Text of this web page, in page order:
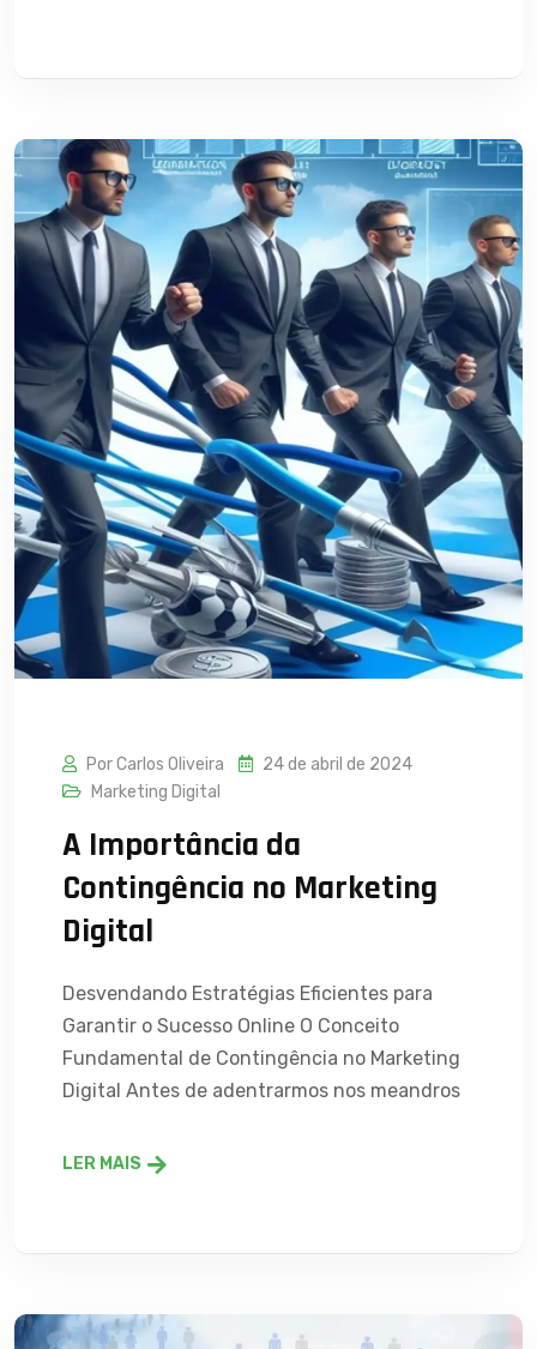
Por Carlos Oliveira
24 de abril de 2024
Marketing Digital
A Importância da
Contingência no Marketing
Digital
Desvendando Estratégias Eficientes para
Garantir o Sucesso Online O Conceito
Fundamental de Contingência no Marketing
Digital Antes de adentrarmos nos meandros
LER MAIS